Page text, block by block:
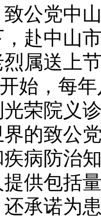
致公党中
赴中山
属送上
始，每
荣院义
的致公
病防治
供包括
承诺为